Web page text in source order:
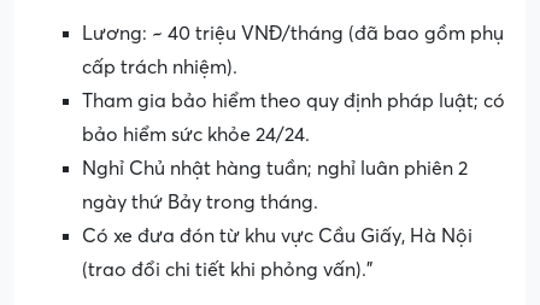
Lương: ~ 40 triệu VNĐ/tháng (đã bao gồm phụ
cấp trách nhiệm).
Tham gia bảo hiểm theo quy định pháp luật; có
bảo hiểm sức khỏe 24/24.
Nghỉ Chủ nhật hàng tuần; nghỉ luân phiên 2
ngày thứ Bảy trong tháng.
Có xe đưa đón từ khu vực Cầu Giấy, Hà Nội
(trao đổi chi tiết khi phỏng vấn).”